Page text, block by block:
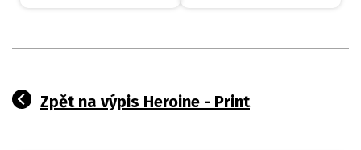
Zpět na výpis Heroine - Print